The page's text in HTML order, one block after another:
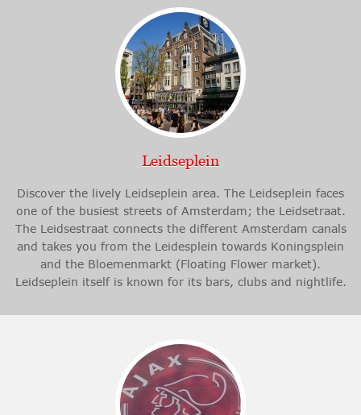
Leidseplein
Discover the lively Leidseplein area. The Leidseplein faces
one of the busiest streets of Amsterdam; the Leidsetraat.
The Leidsestraat connects the different Amsterdam canals
and takes you from the Leidesplein towards Koningsplein
and the Bloemenmarkt (Floating Flower market).
Leidseplein itself is known for its bars, clubs and nightlife.